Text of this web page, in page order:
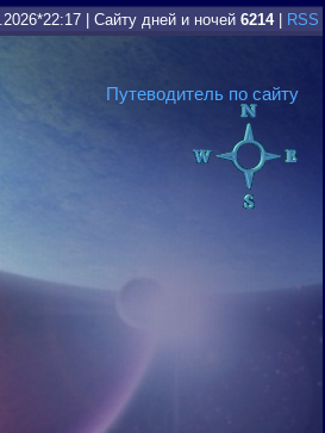
Сайту дней и ночей 6214| RSS
Путеводитель по сайту